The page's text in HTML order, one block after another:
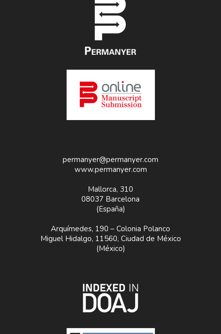
permanyer@permanyer.com
www.permanyer.com
Mallorca, 310
08037 Barcelona
(España)
Arquímedes, 190 – Colonia Polanco
Miguel Hidalgo, 11560, Ciudad de México
(México)